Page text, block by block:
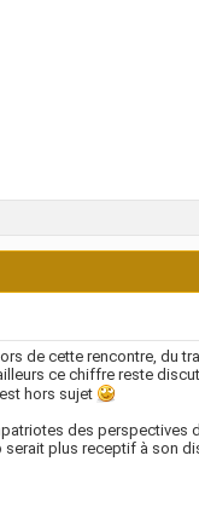
de cette rencontre, du
ce chiffre reste
hors sujet
des perspectives
plus receptif à son